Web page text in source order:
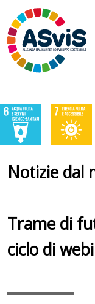
Notizie dal
Trame di
ciclo di